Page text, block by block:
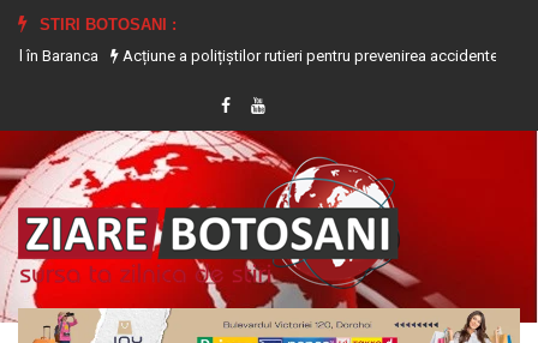
STIRI BOTOSANI :
Acțiune a polițiștilor rutieri pentru prevenirea accidentelor produse pe